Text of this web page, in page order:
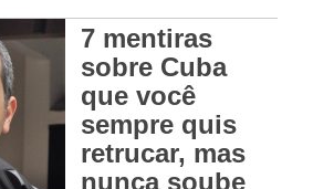
7 mentiras
sobre Cuba
que você
sempre quis
retrucar, mas
nunca soube